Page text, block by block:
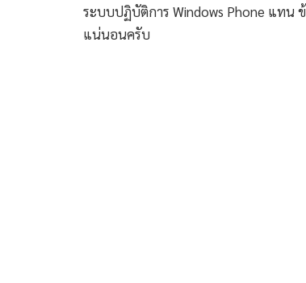
ระบบปฏิบัติการ Windows Phone แทน
แน่นอนครับ